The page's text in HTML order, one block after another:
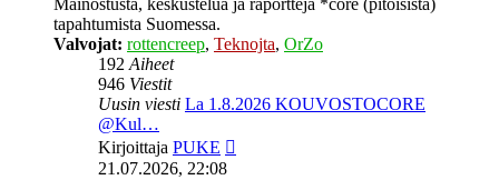
Mainostusta, keskustelua ja raportteja *core (pitoisista)
tapahtumista Suomessa.
Valvojat: rottencreep, Teknojta, OrZo
192Aiheet
946 Viestit
Uusin viesti La 1.8.2026 KOUVOSTOCORE
@Kul…
Kirjoittaja PUKE
21.07.2026, 22:08